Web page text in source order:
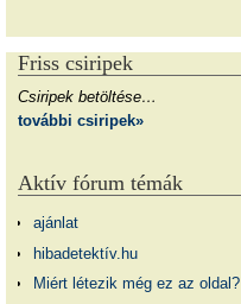
Friss csiripek
Csiripek betöltése…
további csiripek»
Aktív fórum témák
ajánlat
hibadetektív.hu
Miért létezik még ez az oldal?